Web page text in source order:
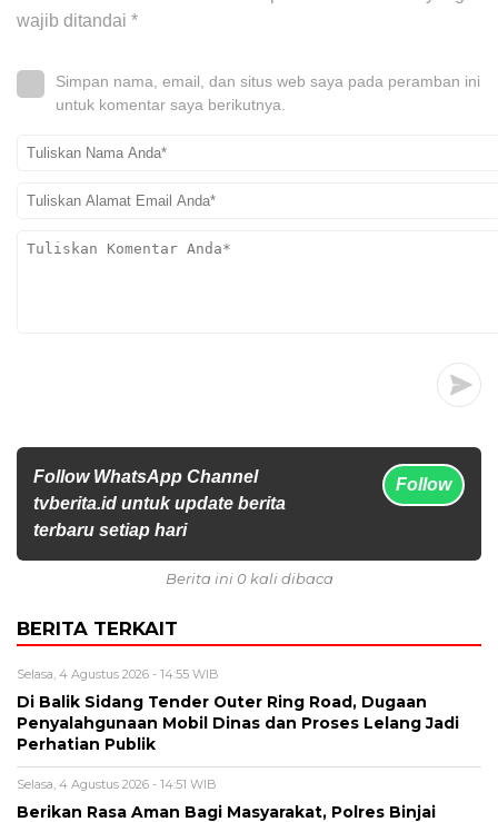
wajib ditandai *
Simpan nama, email, dan situs web saya pada peramban ini
untuk komentar saya berikutnya.
Follow WhatsApp Channel
tvberita.id untuk update berita
terbaru setiap hari
Follow
Berita ini 0 kali dibaca
BERITA TERKAIT
Selasa, 4 Agustus 2026 - 14:55 WIB
Di Balik Sidang Tender Outer Ring Road, Dugaan
Penyalahgunaan Mobil Dinas dan Proses Lelang Jadi
Perhatian Publik
Selasa, 4 Agustus 2026 - 14:51 WIB
Berikan Rasa Aman Bagi Masyarakat, Polres Binjai